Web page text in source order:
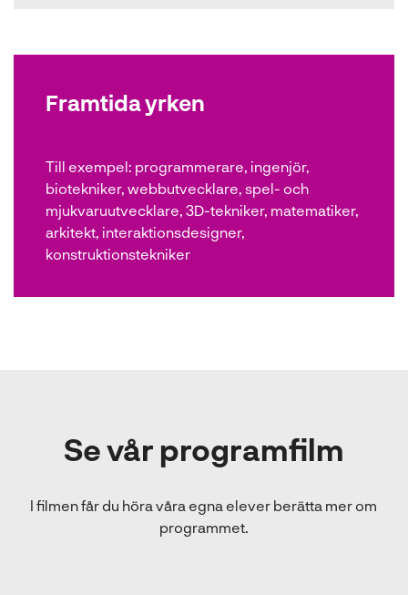
Framtida yrken
Till exempel: programmerare, ingenjör,
biotekniker, webbutvecklare, spel- och
mjukvaruutvecklare, 3D-tekniker, matematiker,
arkitekt, interaktionsdesigner,
konstruktionstekniker
Se vår programfilm
I filmen får du höra våra egna elever berätta mer om
programmet.